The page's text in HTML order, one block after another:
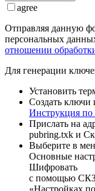
agree
Отправляя данную
персональных
отношении
Для генерации
Установить
Создать ключи
Инструкция
Прислать на
pubring.txk и
Выберите в
Основные
Шифровать
с помощью
«Настройках